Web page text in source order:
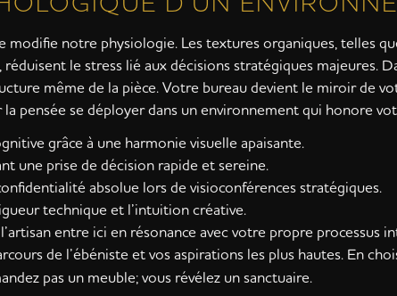
modifie notre physiologie. Les textures organiques, telles
le stress lié aux décisions stratégiques majeures.
même de la pièce. Votre bureau devient le miroir de
la pensée se déployer dans un environnement qui honore
grâce à une harmonie visuelle apaisante.
une prise de décision rapide et sereine.
absolue lors de visioconférences stratégiques.
technique et l’intuition créative.
entre ici en résonance avec votre propre processus
de l’ébéniste et vos aspirations les plus hautes. En
pas un meuble; vous révélez un sanctuaire.